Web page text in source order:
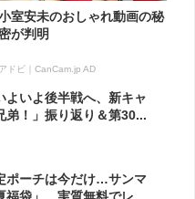
室安未のおしゃれ動画の秘
が判明
アドビ｜CanCam.jp AD
いよ後半戦へ、新キャ
！」振り返り＆第30...
ポーチは今だけ…サンマ